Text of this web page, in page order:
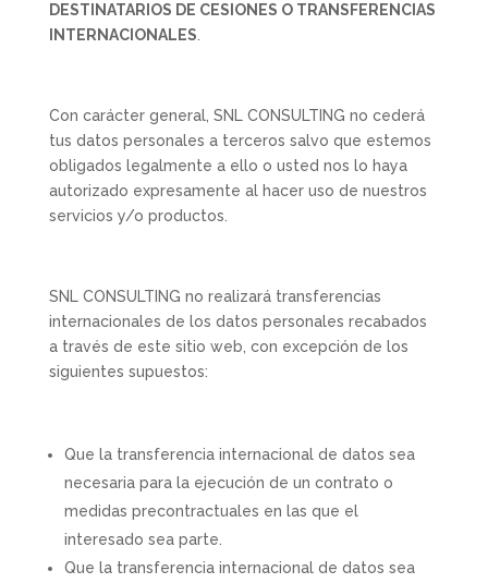
DESTINATARIOS DE CESIONES O TRANSFERENCIAS
INTERNACIONALES
Con carácter general, SNL CONSULTING no cederá
tus datos personales a terceros salvo que estemos
obligados legalmente a ello o usted nos lo haya
autorizado expresamente al hacer uso de nuestros
servicios y/o productos.
SNL CONSULTING no realizará transferencias
internacionales de los datos personales recabados
a través de este sitio web, con excepción de los
siguientes supuestos:
Que la transferencia internacional de datos sea
necesaria para la ejecución de un contrato o
medidas precontractuales en las que el
interesado sea parte.
Que la transferencia internacional de datos sea